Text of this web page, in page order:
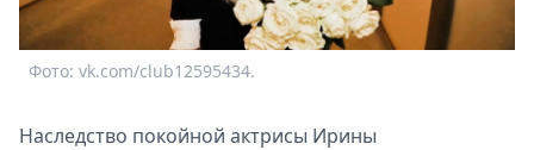
Спецпроекты
Звезды
Выборы
Скачай
Фото: vk.com/club12595434.
Наследство покойной актрисы Ирины